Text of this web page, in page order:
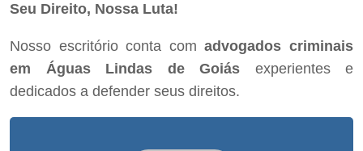
Seu Direito, Nossa Luta!
Nosso escritório conta comadvogados criminais
em Águas Lindas de Goiás experientes e
dedicados a defender seus direitos.